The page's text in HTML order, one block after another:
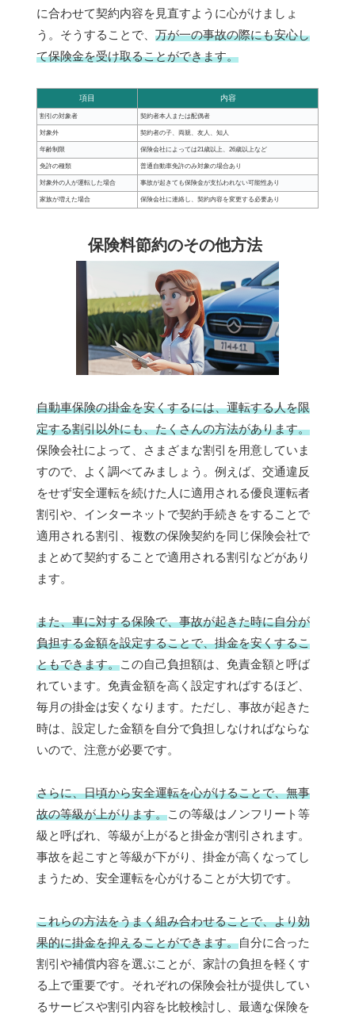
に合わせて契約内容を見直すように心がけましょ
う。そうすることで、 万が一の事故の際にも安心し
て保険金を受け取ることができます。
項目 内容
割引の対象者 契約者本人または配偶者
対象外 契約者の子、両親、友人、知人
年齢制限 保険会社によっては21歳以上、26歳以上など
免許の種類 普通自動車免許のみ対象の場合あり
対象外の人が運転した場合 事故が起きても保険金が支払われない可能性あり
家族が増えた場合 保険会社に連絡し、契約内容を変更する必要あり
保険料節約のその他方法
自動車保険の掛金を安くするには、運転する人を限
定する割引以外にも、たくさんの方法があります。
保険会社によって、さまざまな割引を用意していま
すので、よく調べてみましょう。例えば、交通違反
をせず安全運転を続けた人に適用される優良運転者
割引や、インターネットで契約手続きをすることで
適用される割引、複数の保険契約を同じ保険会社で
まとめて契約することで適用される割引などがあり
ます。
また、車に対する保険で、事故が起きた時に自分が
負担する金額を設定することで、掛金を安くするこ
ともできます。この自己負担額は、免責金額と呼ば
れています。免責金額を高く設定すればするほど、
毎月の掛金は安くなります。ただし、事故が起きた
時は、設定した金額を自分で負担しなければならな
いので、注意が必要です。
さらに、日頃から安全運転を心がけることで、無事
故の等級が上がります。この等級はノンフリート等
級と呼ばれ、等級が上がると掛金が割引されます。
事故を起こすと等級が下がり、掛金が高くなってし
まうため、安全運転を心がけることが大切です。
これらの方法をうまく組み合わせることで、より効
果的に掛金を抑えることができます。自分に合った
割引や補償内容を選ぶことが、家計の負担を軽くす
る上で重要です。それぞれの保険会社が提供してい
るサービスや割引内容を比較検討し、最適な保険を